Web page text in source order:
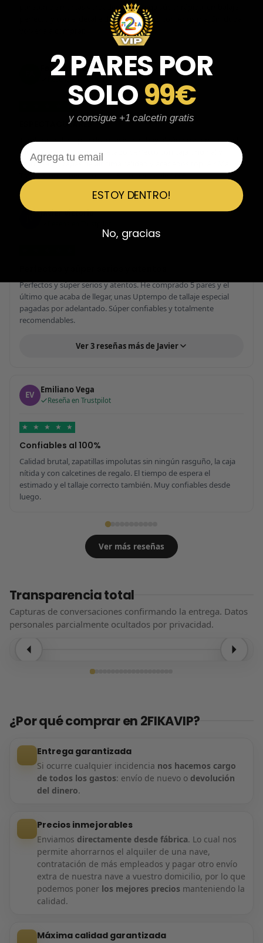
parecen de marcas verdaderas. Entrega súper rápida, embalaje
perfecto y con el detalle de los calcetines contentísima. Sin duda
Fernando Aranda Morales
★
ESPECTACULARES
Total control del pedido, te avisan si hay algún problema con el
modelo elegido, empaquetado perfecto con caja original y
embolsado, zapas de altísima calidad y acabados top. Air Max y
Travis Scott espectaculares. Recomendable 100%.
Javier Victorio
Perfectos y súper serios y atentos. He comprado 5 pares y el
último que acaba de llegar, unas Uptempo de tallaje especial
pagadas por adelantado. Súper confiables y totalmente
recomendables.
Ver 3 reseñas más de Javier
EV Emiliano Vega
Reseña en Trustpilot
★ ★ ★ ★ ★
Confiables al 100%
Calidad brutal, zapatillas impolutas sin ningún rasguño, la caja
nítida y con calcetines de regalo. El tiempo de espera el
estimado y el tallaje correcto también. Muy confiables desde
luego.
Ver más reseñas
Transparencia total
Capturas de conversaciones confirmando la entrega. Datos
personales parcialmente ocultados por privacidad.
¿Por qué comprar en 2FIKAVIP?
Entrega garantizada
Si ocurre cualquier incidencia nos hacemos cargo
de todos los gastos: envío de nuevo o devolución
del dinero.
Precios inmejorables
Enviamos directamente desde fábrica. Lo cual nos
permite ahorrarnos el alquiler de una nave,
contratación de más empleados y pagar otro envío
extra de nuestra nave a vuestro domicilio, por lo que
podemos poner los mejores precios manteniendo la
calidad.
Máxima calidad garantizada
2 PARES POR
SOLO99€
y consigue +1 calcetin gratis
Email
ESTOY DENTRO!
No, gracias